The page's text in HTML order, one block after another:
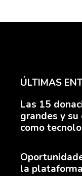
ÚLTIMAS
Las 15
grandes y
como
la